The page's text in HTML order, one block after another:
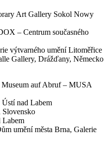
Art Gallery Sokol Nowy
– Centrum současného
výtvarného umění Litoměřice
Gallery, Drážďany, Německo
Museum auf Abruf – MUSA
nad Labem
Labem
umění města Brna, Galerie